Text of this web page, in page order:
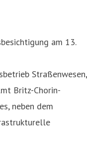
am 13.
Straßenwesen,
Britz-Chorin-
neben dem